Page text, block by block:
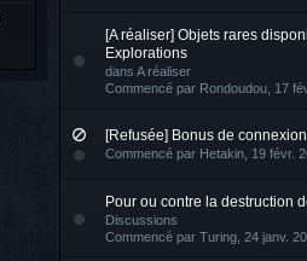
[A réaliser] Objets rares
Explorations
dans A réaliser
Commencé par Rondoudou , 17
[Refusée] Bonus de connexion
Commencé par Hetakin , 19 févr.
Pour ou contre la destruction
Discussions
Commencé par Turing , 24 janv.